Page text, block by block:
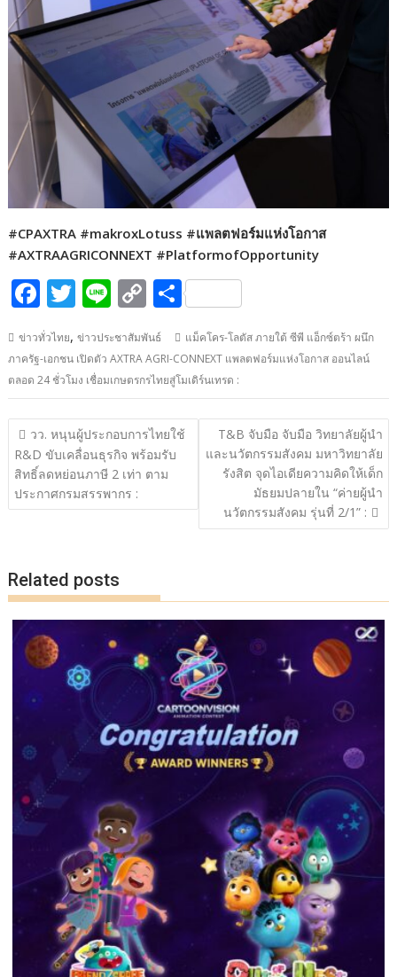
#CPAXTRA #makroxLotuss #แพลตฟอร์มแห่งโอกาส
#AXTRAAGRICONNEXT #PlatformofOpportunity
F
ac
e
b
o
o
k
T
itt
er
Li
e
C
o
p
y
Li
n
k
S
h
ar
e
ข่าวทั่วไทย,ข่าวประชาสัมพันธ์
แม็คโคร-โลตัส ภายใต้ ซีพี แอ็กซ์ตร้า ผนึก
ภาครัฐ-เอกชน เปิดตัว AXTRA AGRI-CONNEXT แพลตฟอร์มแห่งโอกาส ออนไลน์
ตลอด 24 ชั่วโมง เชื่อมเกษตรกรไทยสู่โมเดิร์นเทรด :
แนะแนว
เรื่อง
วว. หนุนผู้ประกอบการไทยใช้
R&D ขับเคลื่อนธุรกิจ พร้อมรับ
สิทธิ์ลดหย่อนภาษี 2 เท่า ตาม
ประกาศกรมสรรพากร :
T&B จับมือ จับมือ วิทยาลัยผู้นำ
และนวัตกรรมสังคม มหาวิทยาลัย
รังสิต จุดไอเดียความคิดให้เด็ก
มัธยมปลายใน “ค่ายผู้นำ
นวัตกรรมสังคม รุ่นที่ 2/1” :
Related posts